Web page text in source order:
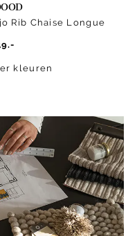
Rib Chaise Longue
kleuren